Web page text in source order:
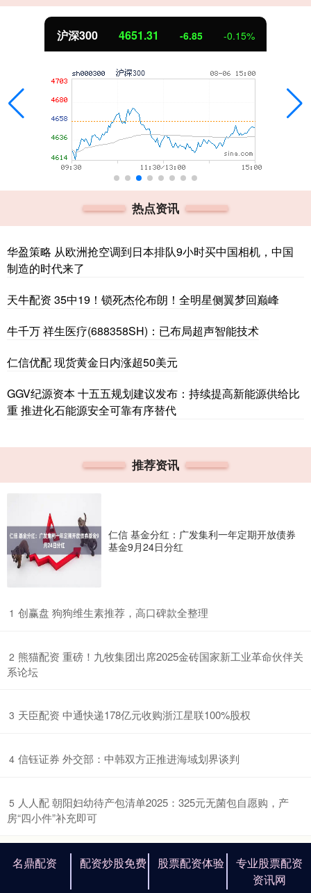
沪深300 4651.31 -6.85 -0.15%
热点资讯
华盈策略 从欧洲抢空调到日本排队9小时买中国相机，中国
制造的时代来了
天牛配资 35中19！锁死杰伦布朗！全明星侧翼梦回巅峰
牛千万 祥生医疗(688358SH)：已布局超声智能技术
仁信优配 现货黄金日内涨超50美元
GGV纪源资本 十五五规划建议发布：持续提高新能源供给比
重 推进化石能源安全可靠有序替代
推荐资讯
仁信 基金分红：广发集利一年定期开放债券
基金9月24日分红
1 ​创赢盘 狗狗维生素推荐，高口碑款全整理
2 ​熊猫配资 重磅！九牧集团出席2025金砖国家新工业革命伙伴关
系论坛
3 ​天臣配资 中通快递178亿元收购浙江星联100%股权
4 ​信钰证券 外交部：中韩双方正推进海域划界谈判
5 ​人人配 朝阳妇幼待产包清单2025：325元无菌包自愿购，产
房“四小件”补充即可
名鼎配资 配资炒股免费 股票配资体验
专业股票配资
资讯网